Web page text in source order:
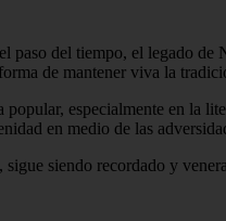
del tiempo, el legado
de mantener viva la
especialmente en la
en medio de las
siendo recordado y